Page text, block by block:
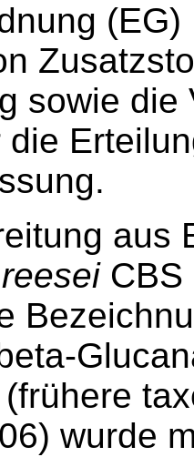
sowie
aus
CBS
wurde